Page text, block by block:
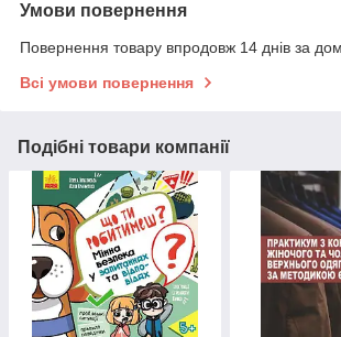
Умови повернення
Повернення товару впродовж 14 днів за
Всі умови повернення
Подібні товари компанії